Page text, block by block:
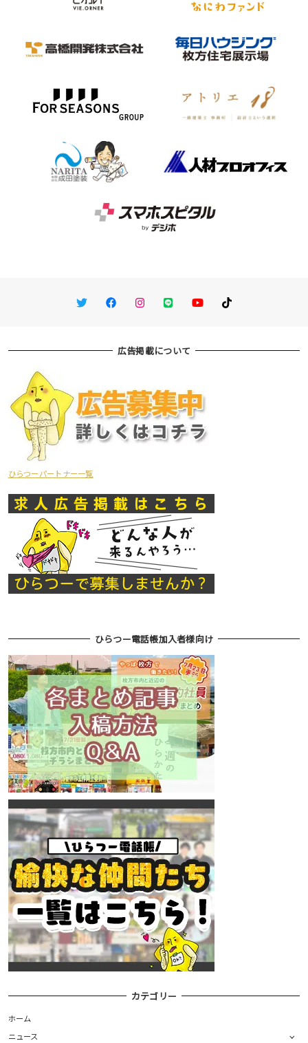
TwitterFacebookInstagram
LINE You TubeTikTok
広告掲載について
ひらつーパートナー一覧
ひらつー電話帳加入者様向け
カテゴリー
ホーム
ニュース